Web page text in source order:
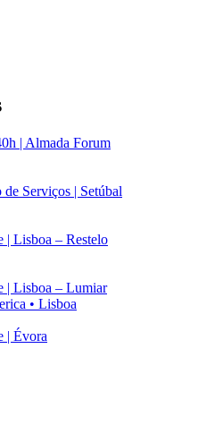
| Almada Forum
Serviços | Setúbal
| Lisboa – Restelo
| Lisboa – Lumiar
• Lisboa
| Évora